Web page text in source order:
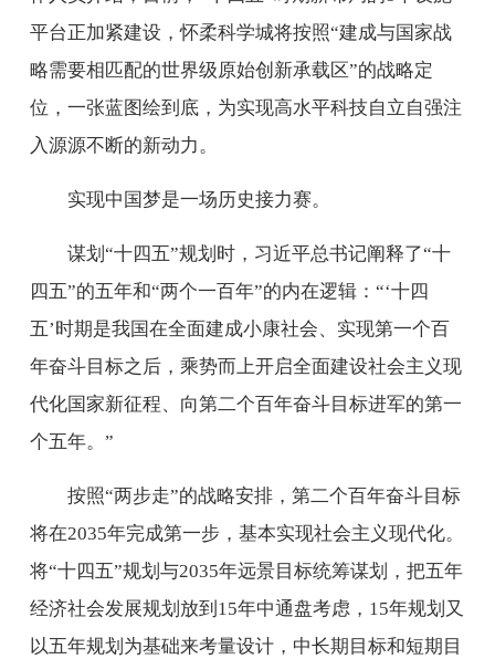
平台正加紧建设，怀柔科学城将按照“建成与国家战
略需要相匹配的世界级原始创新承载区”的战略定
位，一张蓝图绘到底，为实现高水平科技自立自强注
入源源不断的新动力。
实现中国梦是一场历史接力赛。
谋划“十四五”规划时，习近平总书记阐释了“十
四五”的五年和“两个一百年”的内在逻辑：“‘十四
五’时期是我国在全面建成小康社会、实现第一个百
年奋斗目标之后，乘势而上开启全面建设社会主义现
代化国家新征程、向第二个百年奋斗目标进军的第一
个五年。”
按照“两步走”的战略安排，第二个百年奋斗目标
将在2035年完成第一步，基本实现社会主义现代化。
将“十四五”规划与2035年远景目标统筹谋划，把五年
经济社会发展规划放到15年中通盘考虑，15年规划又
以五年规划为基础来考量设计，中长期目标和短期目